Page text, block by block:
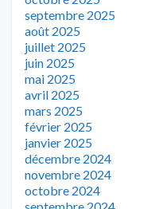
septembre 2025
août 2025
juillet 2025
juin 2025
mai 2025
avril 2025
mars 2025
février 2025
janvier 2025
décembre 2024
novembre 2024
octobre 2024